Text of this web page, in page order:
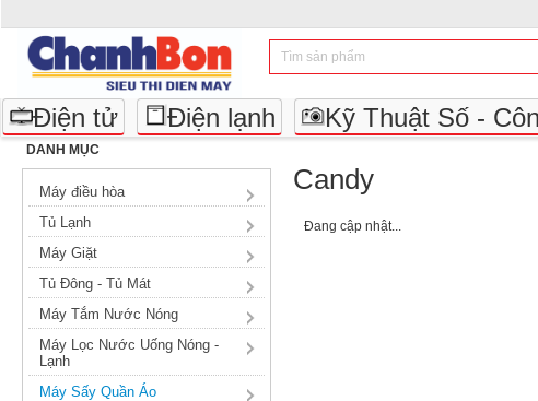
Điện tử Điện lạnh Kỹ Thuật Số -
DANH MỤC
Máy điều hòa
Tủ Lạnh
Máy Giặt
Tủ Đông - Tủ Mát
Máy Tắm Nước Nóng
Máy Lọc Nước Uống Nóng -
Lạnh
Máy Sấy Quần Áo
Candy
Đang cập nhật...